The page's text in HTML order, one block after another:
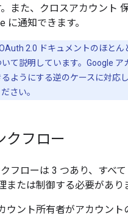
。また、クロスアカウント
に通知できます。
2.0 ドキュメントのほと
て説明しています。Google
ようにする逆のケースに対
さい。
クフロー
フローは 3 つあり、すべ
または制御する必要があり
ウント所有者がアカウン